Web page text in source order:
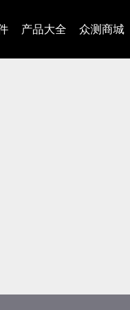
产品大全 众测商城